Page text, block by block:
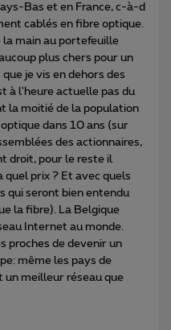
Bas et en France, c-à-d
cablés en fibre optique.
main au portefeuille
plus chers pour un
je vis en dehors des
à l'heure actuelle pas du
la moitié de la population
dans 10 ans (sur
des actionnaires,
droit, pour le reste il
quel prix ? Et avec quels
qui seront bien entendu
la fibre). La Belgique
Internet au monde.
proches de devenir un
même les pays de
meilleur réseau que